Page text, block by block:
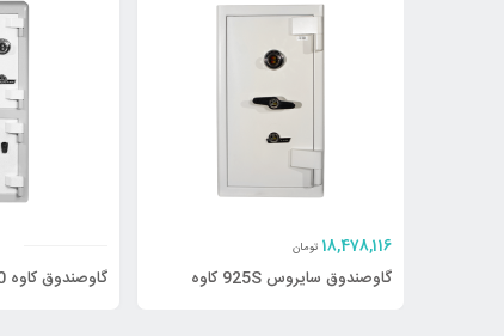
18,478,116 تومان
گاوصندوق سایروس 925S کاوه گاوصندوق کاوه 550 دوطبقه